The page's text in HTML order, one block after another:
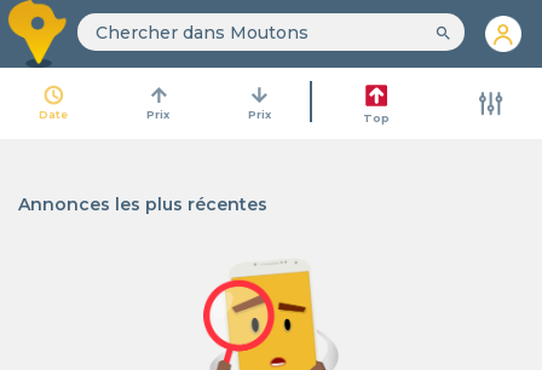
search
access_time
Date
arrow_upward
Prix
arrow_downward
Prix Top
Annonces les plus récentes